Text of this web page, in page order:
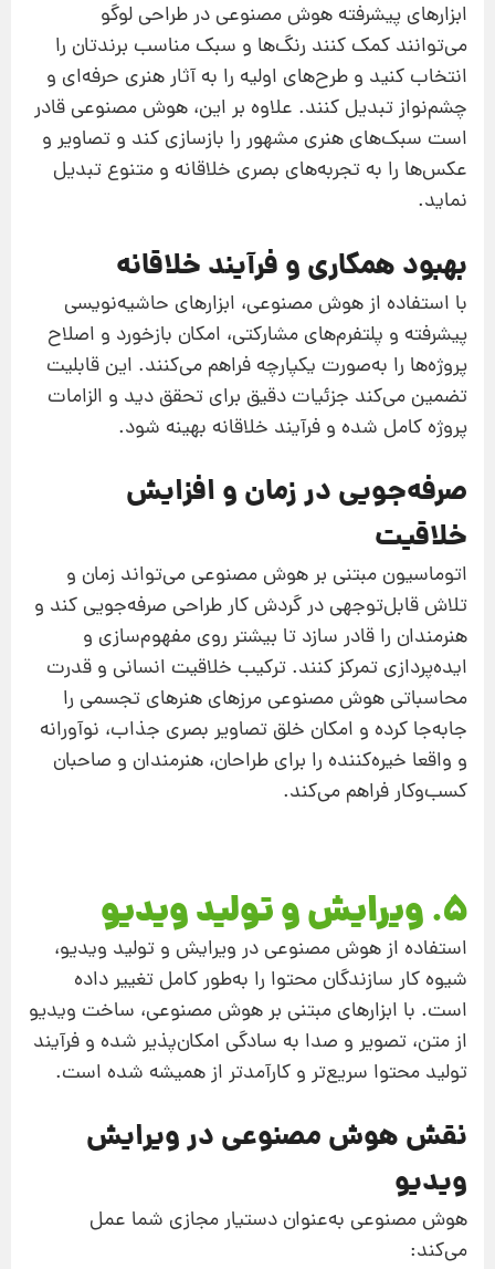
ابزارهای پیشرفته هوش مصنوعی در طراحی لوگو
می‌توانند کمک کنند رنگ‌ها و سبک مناسب برندتان را
انتخاب کنید و طرح‌های اولیه را به آثار هنری حرفه‌ای و
چشم‌نواز تبدیل کنند. علاوه بر این، هوش مصنوعی قادر
است سبک‌های هنری مشهور را بازسازی کند و تصاویر و
عکس‌ها را به تجربه‌های بصری خلاقانه و متنوع تبدیل
نماید.
بهبود همکاری و فرآیند خلاقانه
با استفاده از هوش مصنوعی، ابزارهای حاشیه‌نویسی
پیشرفته و پلتفرم‌های مشارکتی، امکان بازخورد و اصلاح
پروژه‌ها را به‌صورت یکپارچه فراهم می‌کنند. این قابلیت
تضمین می‌کند جزئیات دقیق برای تحقق دید و الزامات
پروژه کامل شده و فرآیند خلاقانه بهینه شود.
صرفه‌جویی در زمان و افزایش
خلاقیت
اتوماسیون مبتنی بر هوش مصنوعی می‌تواند زمان و
تلاش قابل‌توجهی در گردش کار طراحی صرفه‌جویی کند و
هنرمندان را قادر سازد تا بیشتر روی مفهوم‌سازی و
ایده‌پردازی تمرکز کنند. ترکیب خلاقیت انسانی و قدرت
محاسباتی هوش مصنوعی مرزهای هنرهای تجسمی را
جابه‌جا کرده و امکان خلق تصاویر بصری جذاب، نوآورانه
و واقعا خیره‌کننده را برای طراحان، هنرمندان و صاحبان
کسب‌وکار فراهم می‌کند.
5. ویرایش و تولید ویدیو
استفاده از هوش مصنوعی در ویرایش و تولید ویدیو،
شیوه کار سازندگان محتوا را به‌طور کامل تغییر داده
است. با ابزارهای مبتنی بر هوش مصنوعی، ساخت ویدیو
از متن، تصویر و صدا به سادگی امکان‌پذیر شده و فرآیند
تولید محتوا سریع‌تر و کارآمدتر از همیشه شده است.
نقش هوش مصنوعی در ویرایش
ویدیو
هوش مصنوعی به‌عنوان دستیار مجازی شما عمل
می‌کند: